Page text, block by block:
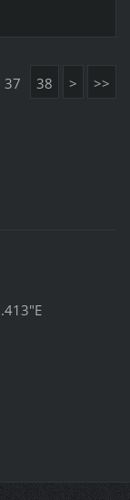
37 38 > >>